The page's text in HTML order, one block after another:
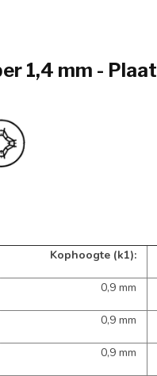
1,4 mm -
Kophoogte (k1):
0,9 mm
0,9 mm
0,9 mm